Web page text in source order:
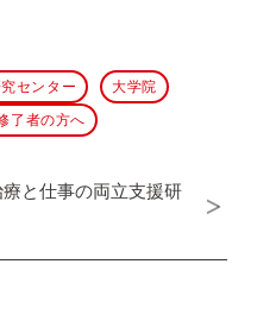
センター
大学院
了者の方へ
療と仕事の両立支援研